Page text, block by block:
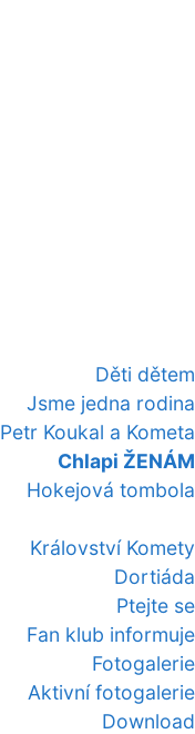
Děti dětem
Jsme jedna rodina
Petr Koukal a Kometa
Chlapi ŽENÁM
Hokejová tombola
Království Komety
Dortiáda
Ptejte se
Fan klub informuje
Fotogalerie
Aktivní fotogalerie
Download